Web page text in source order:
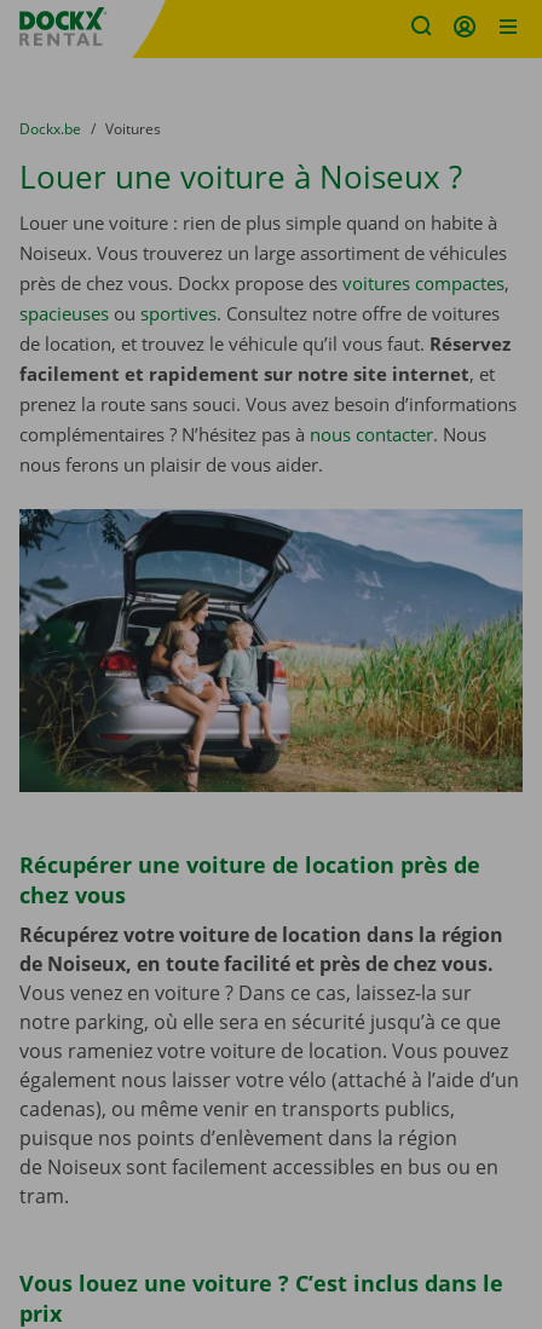
sitename
You are here:
du
Dockx.be to
Voitures
Louer une voiture à Noiseux ?
Louer une voiture : rien de plus simple quand on habite à
Noiseux. Vous trouverez un large assortiment de véhicules
près de chez vous. Dockx propose des voitures compactes,
spacieuses ou sportives. Consultez notre offre de voitures
de location, et trouvez le véhicule qu’il vous faut. Réservez
facilement et rapidement sur notre site internet, et
prenez la route sans souci. Vous avez besoin d’informations
complémentaires ? N’hésitez pas à nous contacter. Nous
nous ferons un plaisir de vous aider.
Récupérer une voiture de location près de
chez vous
Récupérez votre voiture de location dans la région
de Noiseux, en toute facilité et près de chez vous.
Vous venez en voiture ? Dans ce cas, laissez-la sur
notre parking, où elle sera en sécurité jusqu’à ce que
vous rameniez votre voiture de location. Vous pouvez
également nous laisser votre vélo (attaché à l’aide d’un
cadenas), ou même venir en transports publics,
puisque nos points d’enlèvement dans la région
de Noiseux sont facilement accessibles en bus ou en
tram.
Vous louez une voiture ? C’est inclus dans le
prix